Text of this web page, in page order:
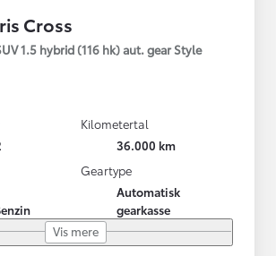
Cross
1.5 hybrid (116 hk) aut. gear Style
Kilometertal
36.000 km
Geartype
Automatisk
gearkasse
Vis mere